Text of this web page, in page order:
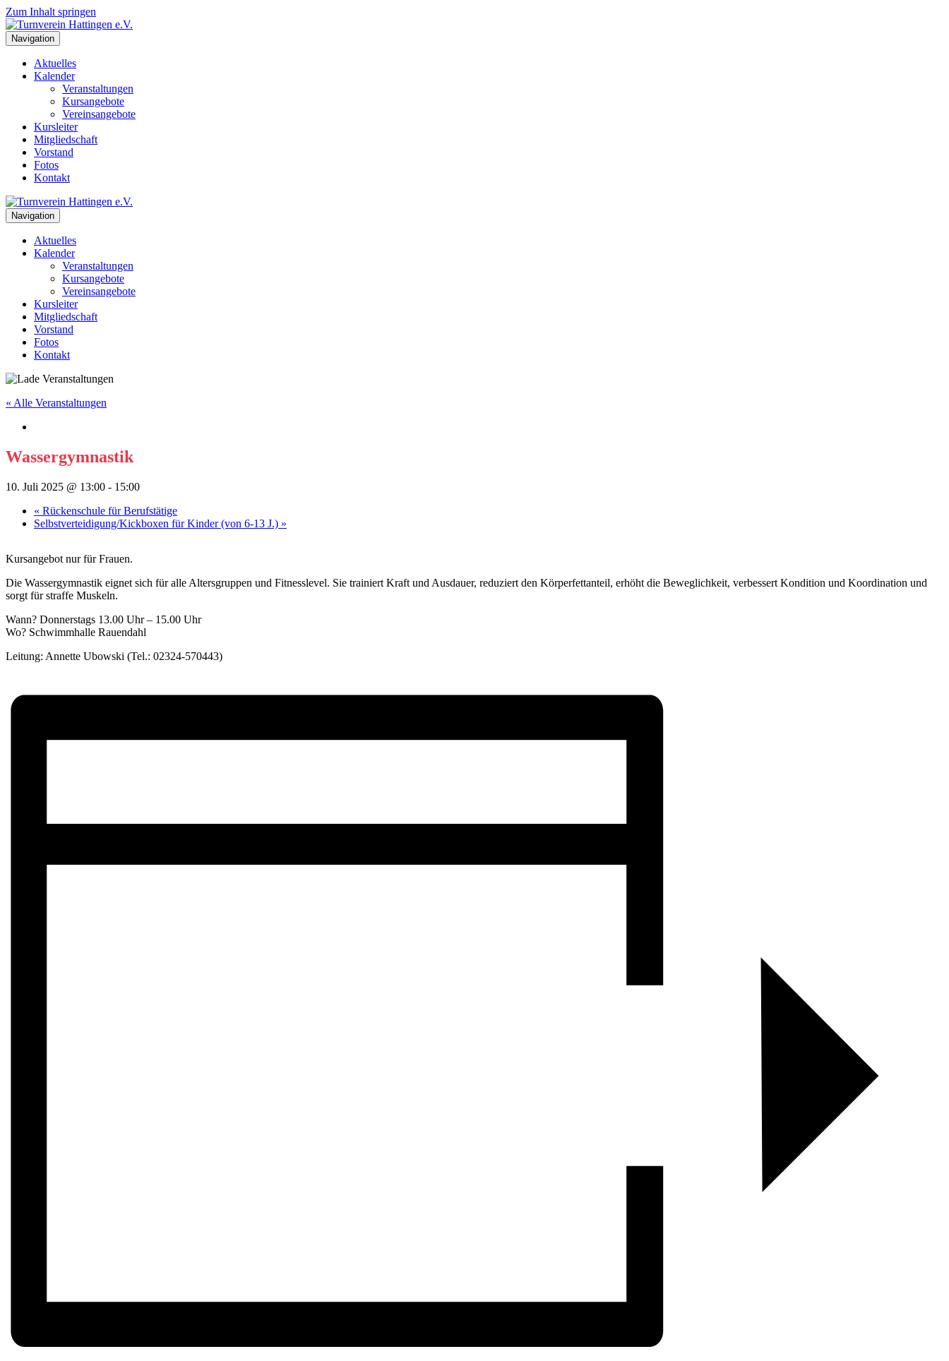
Zum Inhalt springen
Navigation
Aktuelles
Kalender
Veranstaltungen
Kursangebote
Vereinsangebote
Kursleiter
Mitgliedschaft
Vorstand
Fotos
Kontakt
Navigation
Aktuelles
Kalender
Veranstaltungen
Kursangebote
Vereinsangebote
Kursleiter
Mitgliedschaft
Vorstand
Fotos
Kontakt
« Alle Veranstaltungen
Wassergymnastik
10. Juli 2025 @ 13:00 - 15:00
« Rückenschule für Berufstätige
Selbstverteidigung/Kickboxen für Kinder (von 6-13 J.) »
Kursangebot nur für Frauen.
Die Wassergymnastik eignet sich für alle Altersgruppen und Fitnesslevel. Sie trainiert Kraft und Ausdauer, reduziert den Körperfettanteil, erhöht die Beweglichkeit, verbessert Kondition und Koordination und
sorgt für straffe Muskeln.
Wann? Donnerstags 13.00 Uhr – 15.00 Uhr
Wo? Schwimmhalle Rauendahl
Leitung: Annette Ubowski (Tel.: 02324-570443)